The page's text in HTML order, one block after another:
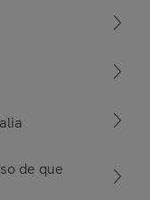
de que